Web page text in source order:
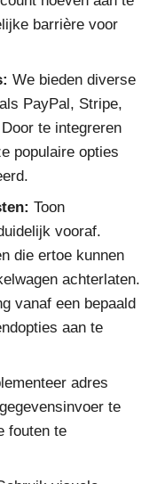
barrière voor
We bieden diverse
PayPal, Stripe,
te integreren
populaire opties
Toon
vooraf.
die ertoe kunnen
achterlaten.
vanaf een bepaald
aan te
adres
te
fouten te